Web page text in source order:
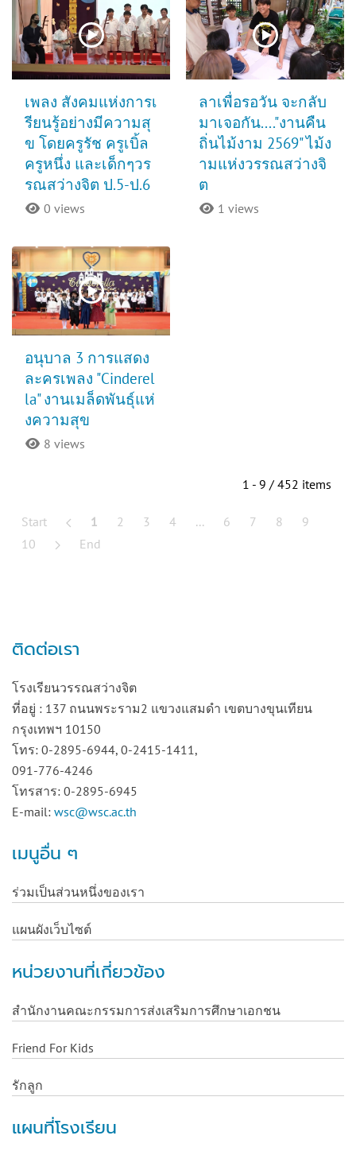
เพลง สังคมแห่งการเ
รียนรู้อย่างมีความสุ
ข โดยครูรัช ครูเบิ้ล
ครูหนึ่ง และเด็กๆวร
รณสว่างจิต ป.5-ป.6
0 views
ลาเพื่อรอวัน จะกลับ
มาเจอกัน...."งานคืน
ถิ่นไม้งาม 2569" ไม้ง
ามแห่งวรรณสว่างจิ
ต
1 views
อนุบาล 3 การแสดง
ละครเพลง "Cinderel
la" งานเมล็ดพันธุ์แห่
งความสุข
8 views
1 - 9 / 452 items
Start 1 2 3 4 ... 6 7 8
9
10
End
ติดต่อเรา
โรงเรียนวรรณสว่างจิต
ที่อยู่ : 137 ถนนพระราม2 แขวงแสมดำ เขตบางขุนเทียน
กรุงเทพฯ 10150
โทร: 0-2895-6944, 0-2415-1411,
091-776-4246
โทรสาร: 0-2895-6945
E-mail: wsc@wsc.ac.th
เมนูอื่น ๆ
ร่วมเป็นส่วนหนึ่งของเรา
แผนผังเว็บไซต์
หน่วยงานที่เกี่ยวข้อง
สำนักงานคณะกรรมการส่งเสริมการศึกษาเอกชน
Friend For Kids
รักลูก
แผนที่โรงเรียน